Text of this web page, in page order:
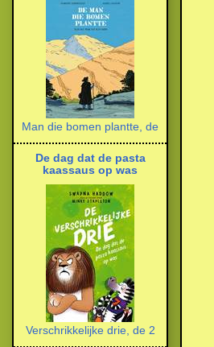
Man die bomen plantte, de
De dag dat de pasta
kaassaus op was
Verschrikkelijke drie, de 2